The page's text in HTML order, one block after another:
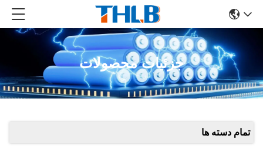
جزئیات محصولات
تمام دسته ها